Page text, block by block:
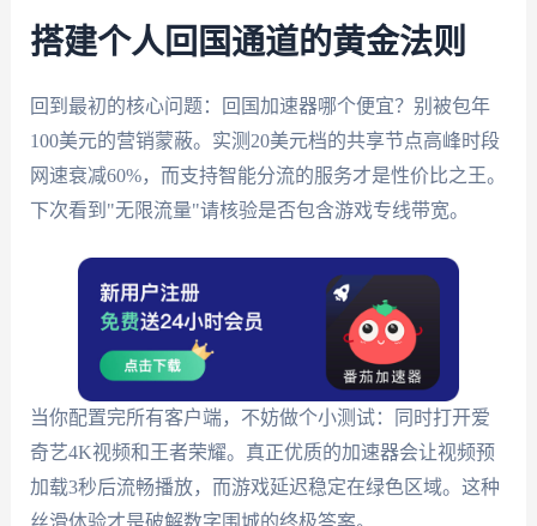
搭建个人回国通道的黄金法则
回到最初的核心问题：回国加速器哪个便宜？别被包年
100美元的营销蒙蔽。实测20美元档的共享节点高峰时段
网速衰减60%，而支持智能分流的服务才是性价比之王。
下次看到"无限流量"请核验是否包含游戏专线带宽。
当你配置完所有客户端，不妨做个小测试：同时打开爱
奇艺4K视频和王者荣耀。真正优质的加速器会让视频预
加载3秒后流畅播放，而游戏延迟稳定在绿色区域。这种